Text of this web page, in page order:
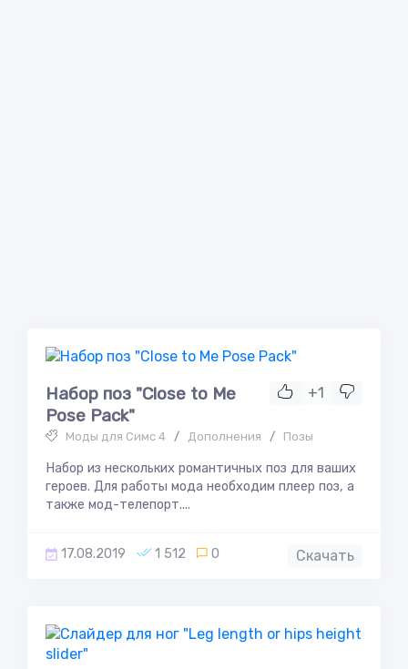
+1
Набор поз "Close to Me
Pose Pack"
Моды для Симс 4 / Дополнения / Позы
Набор из нескольких романтичных поз для ваших
героев. Для работы мода необходим плеер поз, а
также мод-телепорт....
17.08.2019 1 512 0 Скачать